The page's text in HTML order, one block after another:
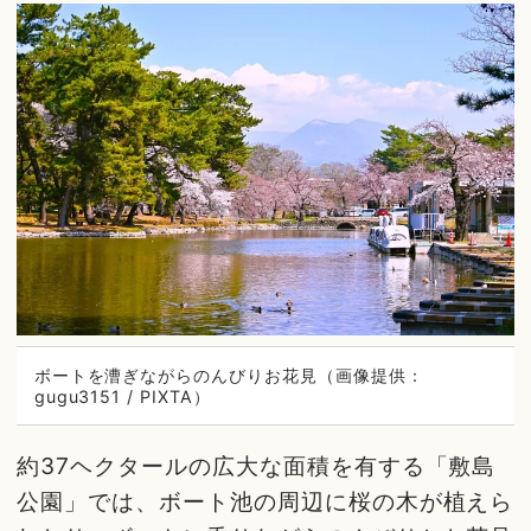
ボートを漕ぎながらのんびりお花見（画像提供：
gugu3151 / PIXTA）
約37ヘクタールの広大な面積を有する「敷島
公園」では、ボート池の周辺に桜の木が植えら